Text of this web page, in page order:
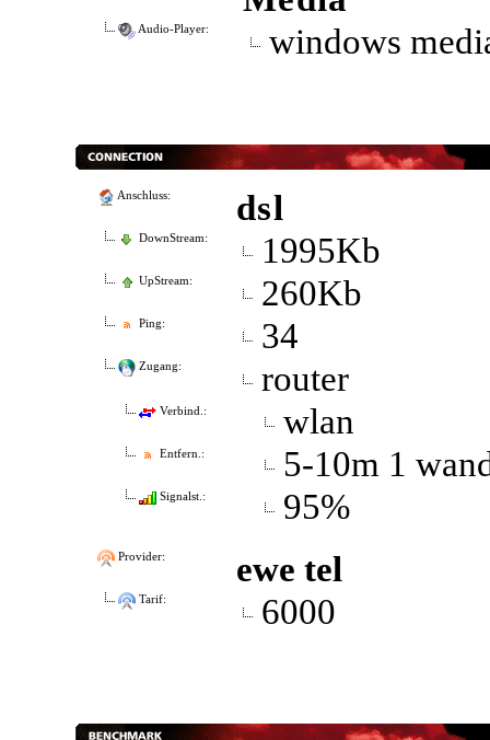
Audio-Player: windows
Anschluss: dsl
DownStream: 1995Kb
UpStream: 260Kb
Ping: 34
Zugang: router
Verbind.: wlan
Entfern.: 5-10m 1
Signalst.: 95%
Provider: ewe tel
Tarif: 6000